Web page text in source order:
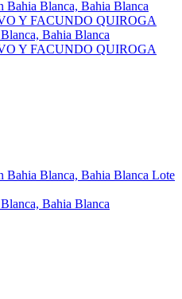
Bahia Blanca
Y FACUNDO QUIROGA
Bahia Blanca